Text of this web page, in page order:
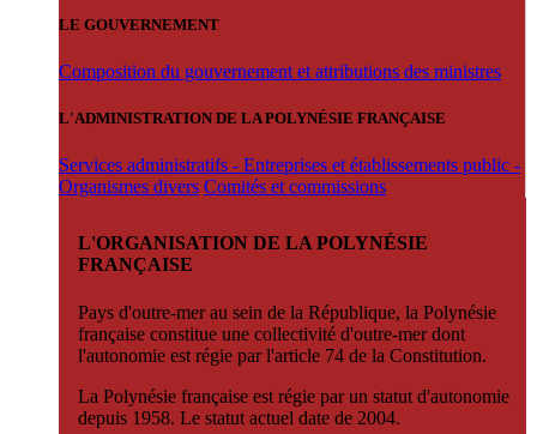
LE GOUVERNEMENT
Composition du gouvernement et attributions des ministres
L'ADMINISTRATION DE LA POLYNÉSIE FRANÇAISE
Services administratifs - Entreprises et établissements public -
Organismes divers Comités et commissions
L'ORGANISATION DE LA POLYNÉSIE
FRANÇAISE
Pays d'outre-mer au sein de la République, la Polynésie
française constitue une collectivité d'outre-mer dont
l'autonomie est régie par l'article 74 de la Constitution.
La Polynésie française est régie par un statut d'autonomie
depuis 1958. Le statut actuel date de 2004.